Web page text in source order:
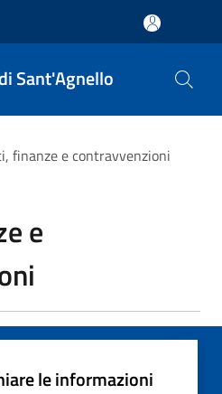
Sant'Agnello
finanze e contravvenzioni
e
le informazioni